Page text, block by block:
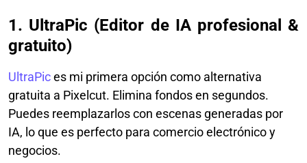
1. UltraPic (Editor de IA profesional &
gratuito)
UltraPices mi primera opción como alternativa
gratuita a Pixelcut. Elimina fondos en segundos.
Puedes reemplazarlos con escenas generadas por
IA, lo que es perfecto para comercio electrónico y
negocios.